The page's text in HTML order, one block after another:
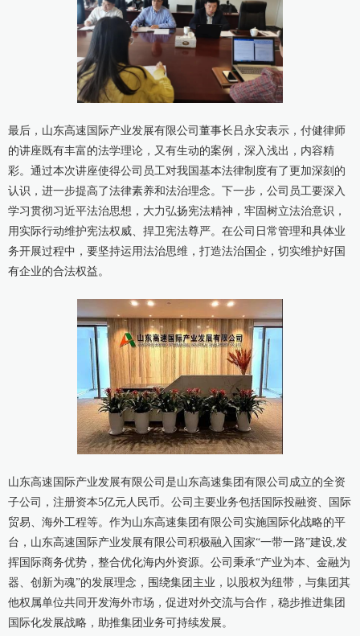
最后，山东高速国际产业发展有限公司董事长吕永安表示，付健律师
的讲座既有丰富的法学理论，又有生动的案例，深入浅出，内容精
彩。通过本次讲座使得公司员工对我国基本法律制度有了更加深刻的
认识，进一步提高了法律素养和法治理念。下一步，公司员工要深入
学习贯彻习近平法治思想，大力弘扬宪法精神，牢固树立法治意识，
用实际行动维护宪法权威、捍卫宪法尊严。在公司日常管理和具体业
务开展过程中，要坚持运用法治思维，打造法治国企，切实维护好国
有企业的合法权益。
山东高速国际产业发展有限公司是山东高速集团有限公司成立的全资
子公司，注册资本5亿元人民币。公司主要业务包括国际投融资、国际
贸易、海外工程等。作为山东高速集团有限公司实施国际化战略的平
台，山东高速国际产业发展有限公司积极融入国家“一带一路”建设,发
挥国际商务优势，整合优化海内外资源。公司秉承“产业为本、金融为
器、创新为魂”的发展理念，围绕集团主业，以股权为纽带，与集团其
他权属单位共同开发海外市场，促进对外交流与合作，稳步推进集团
国际化发展战略，助推集团业务可持续发展。